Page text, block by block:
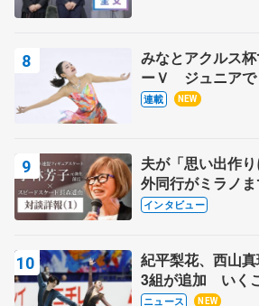
みなとアクルス
ーＶ ジュニアで
田麻央
連載 NEW
夫が「思い出作
外同行がミラノ
クでは不良のお
インタビュー
紀平梨花、西山
3組が追加 いく
木下グループ杯
ニュース NEW